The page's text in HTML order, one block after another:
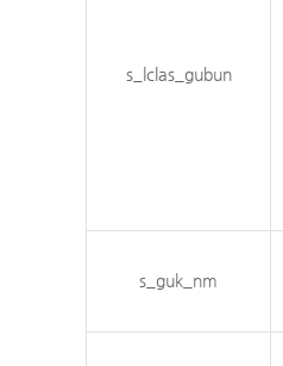
s_lclas_gubun
s_guk_nm